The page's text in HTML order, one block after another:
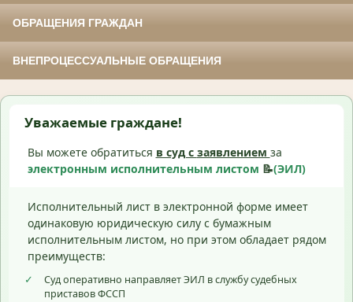
ОБРАЩЕНИЯ ГРАЖДАН
ВНЕПРОЦЕССУАЛЬНЫЕ ОБРАЩЕНИЯ
Уважаемые граждане!
Вы можете обратиться в суд с заявлением за
электронным исполнительным листом 📝(ЭИЛ)
Исполнительный лист в электронной форме имеет
одинаковую юридическую силу с бумажным
исполнительным листом, но при этом обладает рядом
преимуществ:
✓
Суд оперативно направляет ЭИЛ в службу судебных
приставов ФССП